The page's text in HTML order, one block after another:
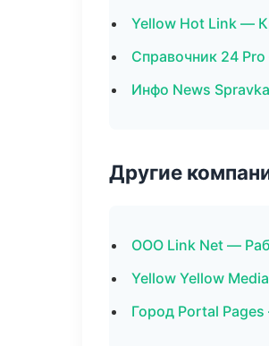
Yellow Hot Link —
Справочник 24
Инфо News
Другие
ООО Link Net —
Yellow Yellow
Город Portal